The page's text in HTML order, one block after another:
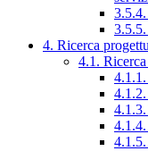
4. Ricerca
4.1.